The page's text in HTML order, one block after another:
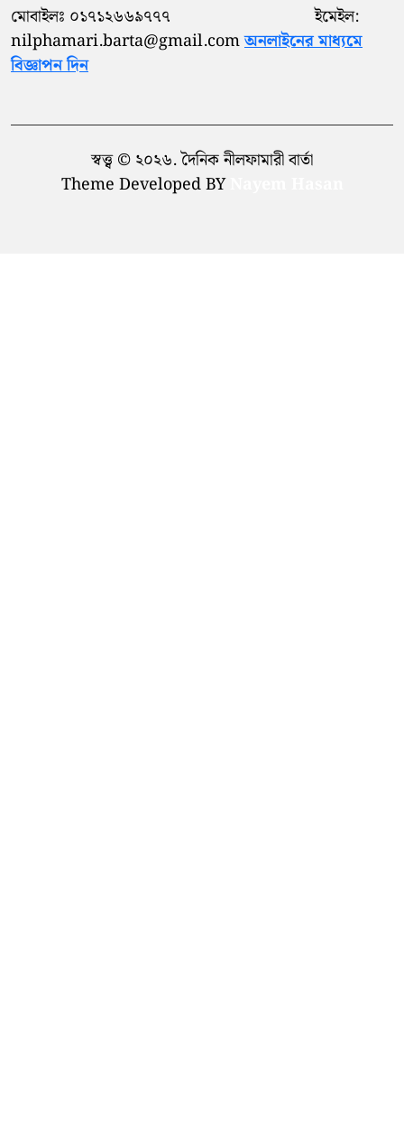
মোবাইলঃ ০১৭১২৬৬৯৭৭৭ ইমেইল:
nilphamari.barta@gmail.comঅনলাইনের মাধ্যমে
বিজ্ঞাপন দিন
স্বত্ত্ব © ২০২৬. দৈনিক নীলফামারী বার্তা
Theme Developed BY